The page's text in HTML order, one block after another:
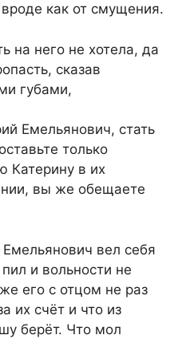
как от смущения.
на него не хотела, да
сказав
губами,
Емельянович, стать
только
Катерину в их
вы же обещаете
вел себя
и вольности не
его с отцом не раз
их счёт и что из
берёт. Что мол